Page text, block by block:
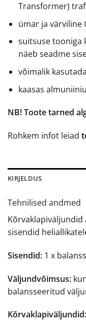
Transformer)
ümar ja värviline
suitsuse tooniga
näeb seadme
võimalik
kaasas
NB! Toote tarned
Rohkem infot leiad
KIRJELDUS
Tehnilised andmed
Kõrvaklapiväljundid
sisendid
Sisendid: 1 x
Väljundvõimsus:
balansseeritud
Kõrvaklapiväljundid: